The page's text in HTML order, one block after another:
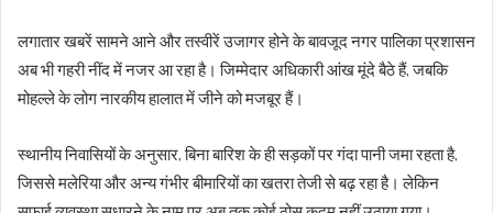
लगातार खबरें सामने आने और तस्वीरें उजागर होने के बावजूद नगर पालिका प्रशासन
अब भी गहरी नींद में नजर आ रहा है। जिम्मेदार अधिकारी आंख मूंदे बैठे हैं, जबकि
मोहल्ले के लोग नारकीय हालात में जीने को मजबूर हैं।
स्थानीय निवासियों के अनुसार, बिना बारिश के ही सड़कों पर गंदा पानी जमा रहता है,
जिससे मलेरिया और अन्य गंभीर बीमारियों का खतरा तेजी से बढ़ रहा है। लेकिन